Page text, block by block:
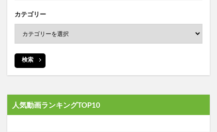
カテゴリー
検索
人気動画ランキングTOP10